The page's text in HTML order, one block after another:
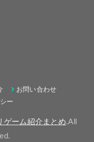
お問い合わせ
ー
ゲーム紹介まとめ.All